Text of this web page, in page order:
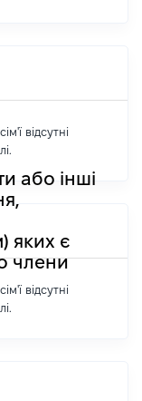
відсутні
або інші
яких є
члени
відсутні